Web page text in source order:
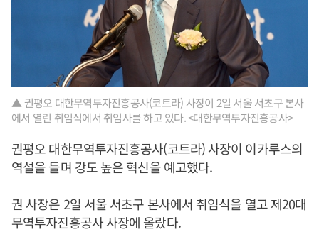
▲ 권평오 대한무역투자진흥공사(코트라) 사장이 2일 서울 서초구 본사
에서 열린 취임식에서 취임사를 하고 있다. <대한무역투자진흥공사>
권평오 대한무역투자진흥공사(코트라) 사장이 이카루스의
역설을 들며 강도 높은 혁신을 예고했다.
권 사장은 2일 서울 서초구 본사에서 취임식을 열고 제20대
무역투자진흥공사 사장에 올랐다.